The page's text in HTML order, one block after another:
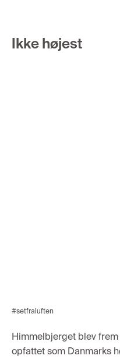
Ikke højest
#setfraluften
Himmelbjerget blev
opfattet som Danmarks